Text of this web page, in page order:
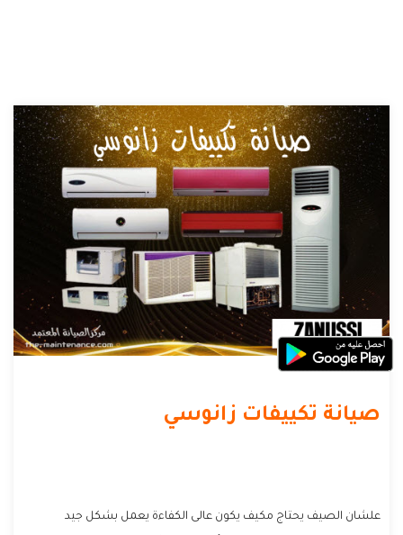
صيانة تكييفات زانوسي
علشان الصيف يحتاج مكيف يكون عالى الكفاءة يعمل بشكل جيد